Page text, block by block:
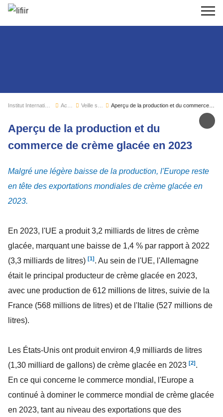
Aperçu de la production et du
commerce de crème glacée en 2023
Malgré une légère baisse de la production, l'Europe reste
en tête des exportations mondiales de crème glacée en
2023.
En 2023, l'UE a produit 3,2 milliards de litres de crème
glacée, marquant une baisse de 1,4 % par rapport à 2022
(3,3 milliards de litres) [1]. Au sein de l'UE, l'Allemagne
était le principal producteur de crème glacée en 2023,
avec une production de 612 millions de litres, suivie de la
France (568 millions de litres) et de l'Italie (527 millions de
litres).
Les États-Unis ont produit environ 4,9 milliards de litres
(1,30 milliard de gallons) de crème glacée en 2023 [2].
En ce qui concerne le commerce mondial, l'Europe a
continué à dominer le commerce mondial de crème glacée
en 2023, tant au niveau des exportations que des